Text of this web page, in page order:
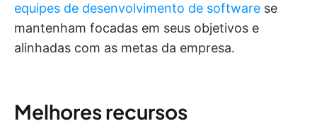
equipes de desenvolvimento de software se
mantenham focadas em seus objetivos e
alinhadas com as metas da empresa.
Melhores recursos